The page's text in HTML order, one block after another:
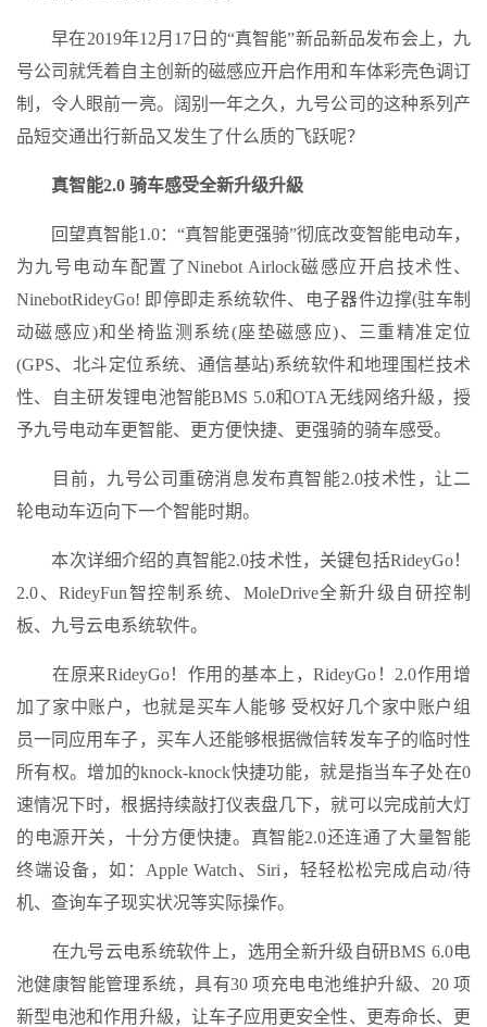
早在2019年12月17日的“真智能”新品新品发布会上，九
号公司就凭着自主创新的磁感应开启作用和车体彩壳色调订
制，令人眼前一亮。阔别一年之久，九号公司的这种系列产
品短交通出行新品又发生了什么质的飞跃呢？
真智能2.0 骑车感受全新升级升級
回望真智能1.0：“真智能更强骑”彻底改变智能电动车，
为九号电动车配置了Ninebot Airlock磁感应开启技术性、
NinebotRideyGo! 即停即走系统软件、电子器件边撑(驻车制
动磁感应)和坐椅监测系统(座垫磁感应)、三重精准定位
(GPS、北斗定位系统、通信基站)系统软件和地理围栏技术
性、自主研发锂电池智能BMS 5.0和OTA无线网络升級，授
予九号电动车更智能、更方便快捷、更强骑的骑车感受。
目前，九号公司重磅消息发布真智能2.0技术性，让二
轮电动车迈向下一个智能时期。
本次详细介绍的真智能2.0技术性，关键包括RideyGo！
2.0、RideyFun智控制系统、MoleDrive全新升级自研控制
板、九号云电系统软件。
在原来RideyGo！作用的基本上，RideyGo！2.0作用增
加了家中账户，也就是买车人能够 受权好几个家中账户组
员一同应用车子，买车人还能够根据微信转发车子的临时性
所有权。增加的knock-knock快捷功能，就是指当车子处在0
速情况下时，根据持续敲打仪表盘几下，就可以完成前大灯
的电源开关，十分方便快捷。真智能2.0还连通了大量智能
终端设备，如：Apple Watch、Siri，轻轻松松完成启动/待
机、查询车子现实状况等实际操作。
在九号云电系统软件上，选用全新升级自研BMS 6.0电
池健康智能管理系统，具有30 项充电电池维护升級、20 项
新型电池和作用升級，让车子应用更安全性、更寿命长、更